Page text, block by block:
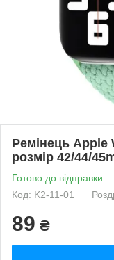
Ремінець Apple
розмір 42/44/
Готово до відправки
Код: K2-11-01
89 ₴